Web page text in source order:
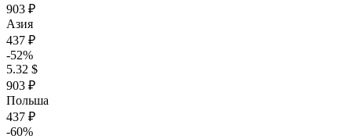
903 ₽
Азия
437 ₽
-52%
5.32 $
903 ₽
Польша
437 ₽
-60%